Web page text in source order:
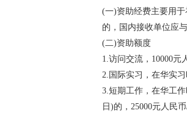
(一)资助经费主要用
的，国内接收单位应
(二)资助额度
1.访问交流，10000元
2.国际实习，在华实
3.短期工作，在华工
日)的，25000元人民